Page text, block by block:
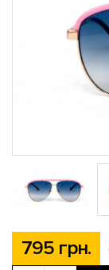
795 грн.